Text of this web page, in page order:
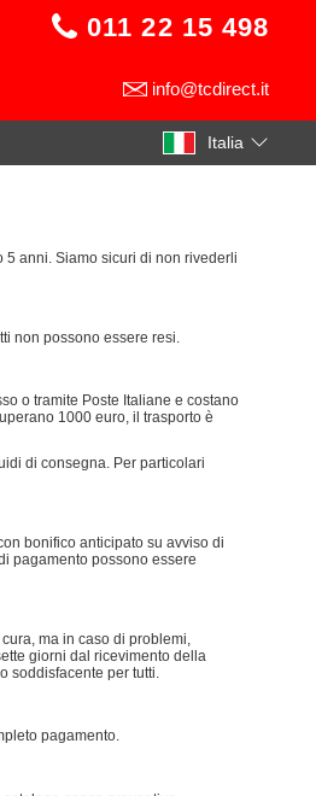
Italia
011 22 15 498
info@tcdirect.it
anni. Siamo sicuri di non rivederli
non possono essere resi.
o tramite Poste Italiane e costano
1000 euro, il trasporto è
di consegna. Per particolari
bonifico anticipato su avviso di
in caso di problemi,
giorni dal ricevimento della
soddisfacente per tutti.
pagamento.